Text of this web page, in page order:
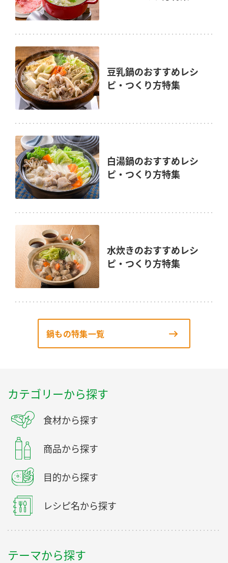
豆乳鍋のおすすめレシ
ピ・つくり方特集
白湯鍋のおすすめレシ
ピ・つくり方特集
水炊きのおすすめレシ
ピ・つくり方特集
鍋もの特集一覧
カテゴリーから探す
食材から探す
商品から探す
目的から探す
レシピ名から探す
テーマから探す